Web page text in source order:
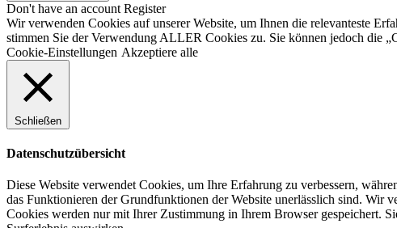
Don't have an account Register
Wir verwenden Cookies auf unserer Website, um Ihnen die relevanteste
stimmen Sie der Verwendung ALLER Cookies zu. Sie können jedoch die
Cookie-Einstellungen Akzeptiere alle
Schließen
Datenschutzübersicht
Diese Website verwendet Cookies, um Ihre Erfahrung zu verbessern,
das Funktionieren der Grundfunktionen der Website unerlässlich sind. Wir
Cookies werden nur mit Ihrer Zustimmung in Ihrem Browser gespeichert.